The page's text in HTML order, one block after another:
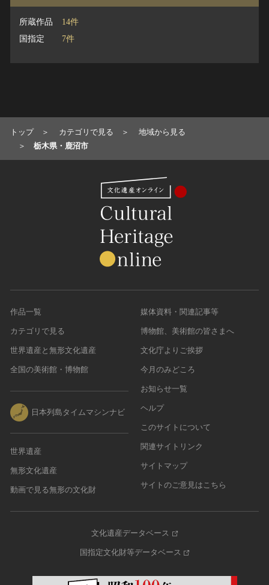
所蔵作品
14件
国指定
7件
トップ カテゴリで見る
地域から見る
栃木県・鹿沼市
作品一覧
カテゴリで見る
世界遺産と無形文化遺産
全国の美術館・博物館
日本列島タイムマシンナビ
世界遺産
無形文化遺産
動画で見る無形の文化財
媒体資料・関連記事等
博物館、美術館の皆さまへ
文化庁よりご挨拶
今月のみどころ
お知らせ一覧
ヘルプ
このサイトについて
関連サイトリンク
サイトマップ
サイトのご意見はこちら
文化遺産データベース
国指定文化財等データベース